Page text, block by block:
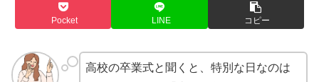
Pocket LINE コピー
高校の卒業式と聞くと、特別な日なのは